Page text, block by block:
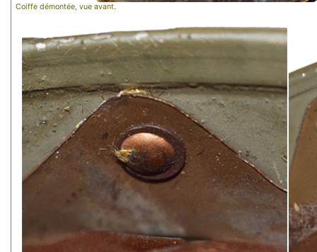
Coiffe démontée, vue avant.